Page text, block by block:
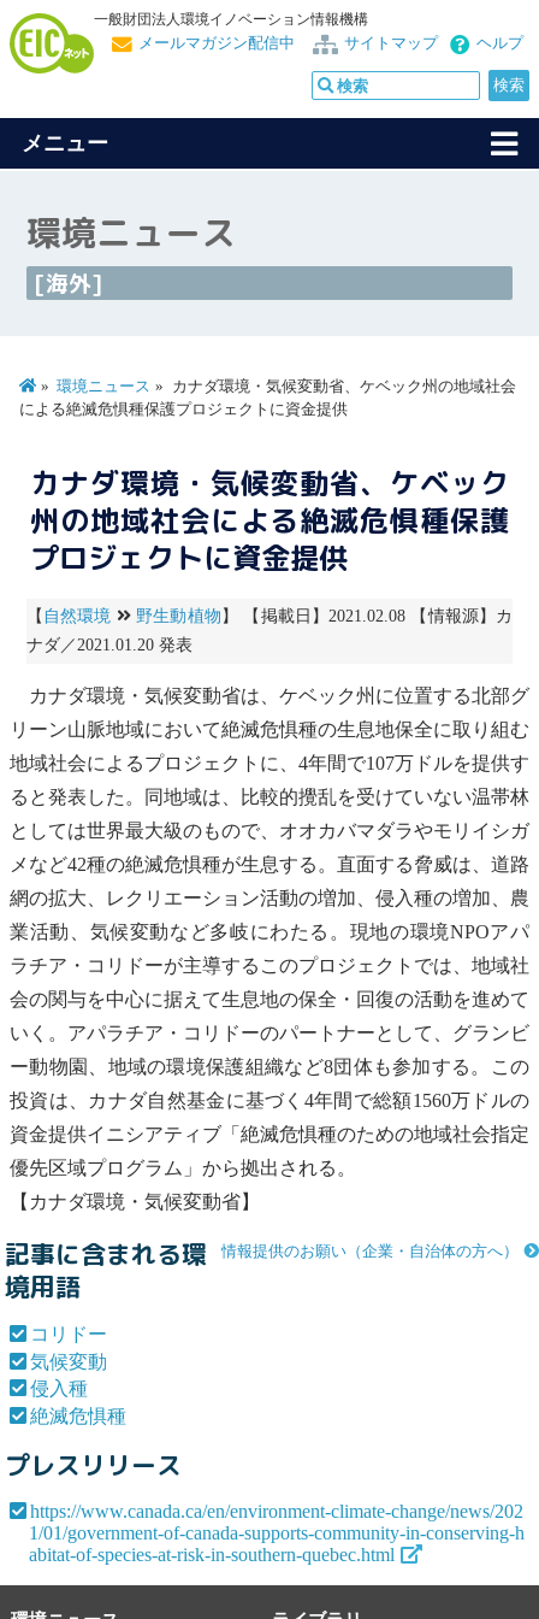
一般財団法人環境イノベーション情報機構
ヘルプ
サイトマップ
メールマガジン配信中
メニュー
環境ニュース
[海外]
環境ニュース
カナダ環境・気候変動省、ケベック州の地域社会
による絶滅危惧種保護プロジェクトに資金提供
カナダ環境・気候変動省、ケベック
州の地域社会による絶滅危惧種保護
プロジェクトに資金提供
【 自然環境 野生動植物 】 【掲載日】2021.02.08 【情報源】カ
ナダ／2021.01.20 発表
カナダ環境・ 気候変動省は、ケベック州に位置する北部グ
リーン山脈地域において絶滅危惧種の生息地保全に取り組む
地域社会によるプロジェクトに、4年間で107万ドルを提供す
ると発表した。同地域は、比較的攪乱を受けていない温帯林
としては世界最大級のもので、オオカバマダラやモリイシガ
メなど42種の絶滅危惧種が生息する。直面する脅威は、道路
網の拡大、レクリエーション活動の増加、 侵入種の増加、農
業活動、 気候変動など多岐にわたる。現地の環境NPOアパ
ラチア・ コリドーが主導するこのプロジェクトでは、地域社
会の関与を中心に据えて生息地の保全・回復の活動を進めて
いく。アパラチア・ コリドーのパートナーとして、グランビ
ー動物園、地域の環境保護組織など8団体も参加する。この
投資は、カナダ自然基金に基づく4年間で総額1560万ドルの
資金提供イニシアティブ「 絶滅危惧種のための地域社会指定
優先区域プログラム」から拠出される。
【カナダ環境・ 気候変動省】
情報提供のお願い（企業・自治体の方へ）
記事に含まれる環
境用語
コリドー
気候変動
侵入種
絶滅危惧種
プレスリリース
https://www.canada.ca/en/environment-climate-change/news/202
1/01/government-of-canada-supports-community-in-conserving-h
abitat-of-species-at-risk-in-southern-quebec.html